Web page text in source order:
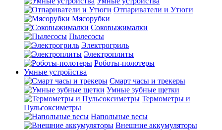
Отпариватели и Утюги
Мясорубки
Соковыжималки
Пылесосы
Электрогриль
Электроплиты
Роботы-полотеры
Умные устройства
Смарт часы и трекеры
Умные зубные щетки
Термометры и
Пульсоксиметры
Напольные весы
Внешние аккумуляторы